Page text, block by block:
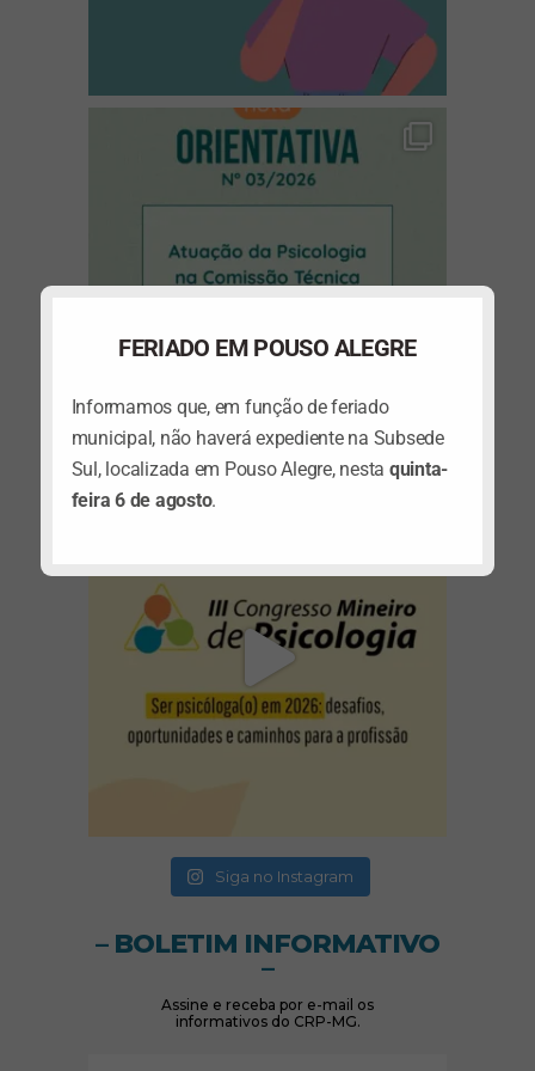
(abre em nova janela)
Siga no Instagram
– BOLETIM INFORMATIVO
–
Assine e receba por e-mail os
informativos do CRP-MG.
FERIADO EM POUSO ALEGRE
Informamos que, em função de feriado
municipal, não haverá expediente na Subsede
Sul, localizada em Pouso Alegre, nesta quinta-
feira 6 de agosto.